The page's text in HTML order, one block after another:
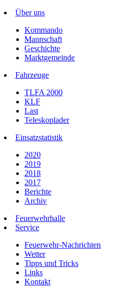
Über uns
Kommando
Mannschaft
Geschichte
Marktgemeinde
Fahrzeuge
TLFA 2000
KLF
Last
Teleskoplader
Einsatzstatistik
2020
2019
2018
2017
Berichte
Archiv
Feuerwehrhalle
Service
Feuerwehr-Nachrichten
Wetter
Tipps und Tricks
Links
Kontakt